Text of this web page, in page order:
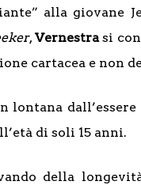
alla giovane
,Vernestrasi
cartacea e non
dall’essere
di soli 15 anni.
della